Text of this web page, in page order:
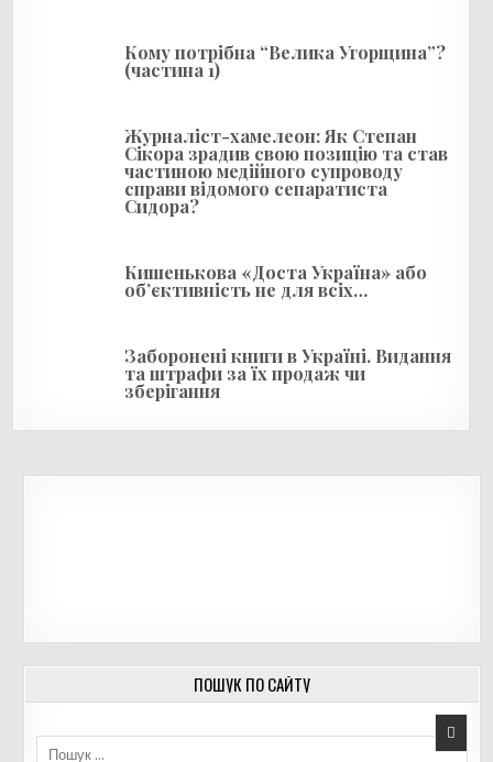
Кому потрібна “Велика Угорщина”?
(частина 1)
Журналіст-хамелеон: Як Степан
Сікора зрадив свою позицію та став
частиною медійного супроводу
справи відомого сепаратиста
Сидора?
Кишенькова «Доста Україна» або
об’єктивність не для всіх…
Заборонені книги в Україні. Видання
та штрафи за їх продаж чи
зберігання
ПОШУК ПО САЙТУ